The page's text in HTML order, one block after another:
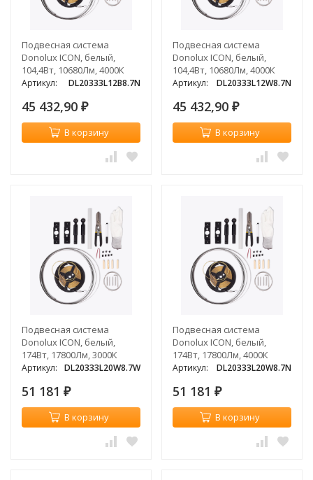
Подвесная система
Donolux ICON, белый,
104,4Вт, 10680Лм, 4000К
Артикул: DL20333L12B8.7N
45 432,90 ₽
В корзину
Подвесная система
Donolux ICON, белый,
104,4Вт, 10680Лм, 4000К
Артикул: DL20333L12W8.7N
45 432,90 ₽
В корзину
Подвесная система
Donolux ICON, белый,
174Вт, 17800Лм, 3000К
Артикул: DL20333L20W8.7W
51 181 ₽
В корзину
Подвесная система
Donolux ICON, белый,
174Вт, 17800Лм, 4000К
Артикул: DL20333L20W8.7N
51 181 ₽
В корзину